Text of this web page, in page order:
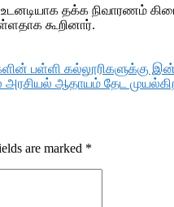
உடனடியாக தக்க நிவாரணம்
கூறினார்.
பள்ளி கல்லூரிகளுக்கு
ஆதாயம் தேட
are marked *